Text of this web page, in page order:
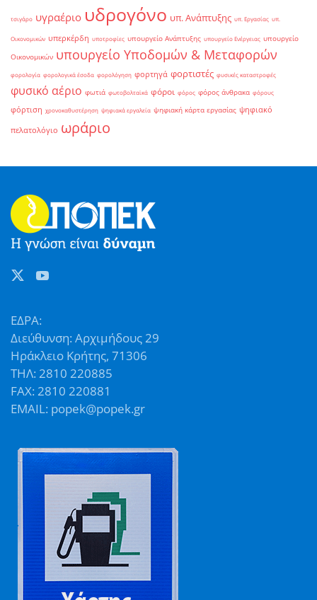
τσιγάρο υγραέριο υδρογόνο υπ. Ανάπτυξης υπ. Εργασίας υπ.
Οικονομικών υπερκέρδη υποτροφίες υπουργείο Ανάπτυξης υπουργείο Ενέργειας υπουργείο
Οικονομικών υπουργείο Υποδομών & Μεταφορών
φορολογία φορολογικά έσοδα φορολόγηση φορτηγά φορτιστές φυσικές καταστροφές
φυσικό αέριο φωτιά φωτοβολταϊκά φόροι φόρος φόρος άνθρακα φόρους
φόρτιση χρονοκαθυστέρηση ψηφιακά εργαλεία ψηφιακή κάρτα εργασίας ψηφιακό
πελατολόγιο ωράριο
ΕΔΡΑ:
Διεύθυνση: Αρχιμήδους 29
Ηράκλειο Κρήτης, 71306
ΤΗΛ: 2810 220885
FAX: 2810 220881
EMAIL: popek@popek.gr